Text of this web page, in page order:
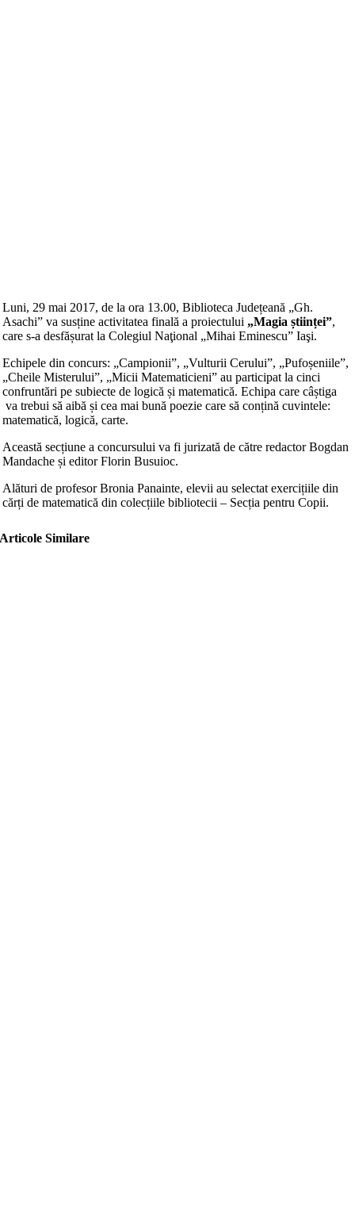
Luni, 29 mai 2017, de la ora 13.00, Biblioteca Județeană „Gh.
Asachi” va susține activitatea finală a proiectului „Magia științei”,
care s-a desfășurat la Colegiul Naţional „Mihai Eminescu” Iaşi.
Echipele din concurs: „Campionii”, „Vulturii Cerului”, „Pufoșeniile”,
„Cheile Misterului”, „Micii Matematicieni” au participat la cinci
confruntări pe subiecte de logică și matematică. Echipa care câștiga
va trebui să aibă și cea mai bună poezie care să conțină cuvintele:
matematică, logică, carte.
Această secțiune a concursului va fi jurizată de către redactor Bogdan
Mandache și editor Florin Busuioc.
Alături de profesor Bronia Panainte, elevii au selectat exercițiile din
cărți de matematică din colecțiile bibliotecii – Secția pentru Copii.
Articole Similare